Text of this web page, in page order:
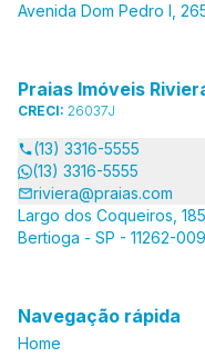
Avenida Dom Pedro I,
Praias Imóveis
CRECI: 26037J
(13) 3316-5555
(13) 3316-5555
riviera@praias.com
Largo dos Coqueiros,
Bertioga - SP - 11262-009
Navegação rápida
Home